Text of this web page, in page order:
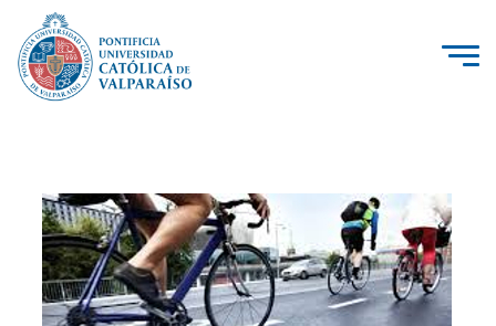
PUCV Internacional
Vinculación con el Medio